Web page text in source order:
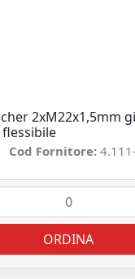
2xM22x1,5mm
Cod Fornitore:
ORDINA